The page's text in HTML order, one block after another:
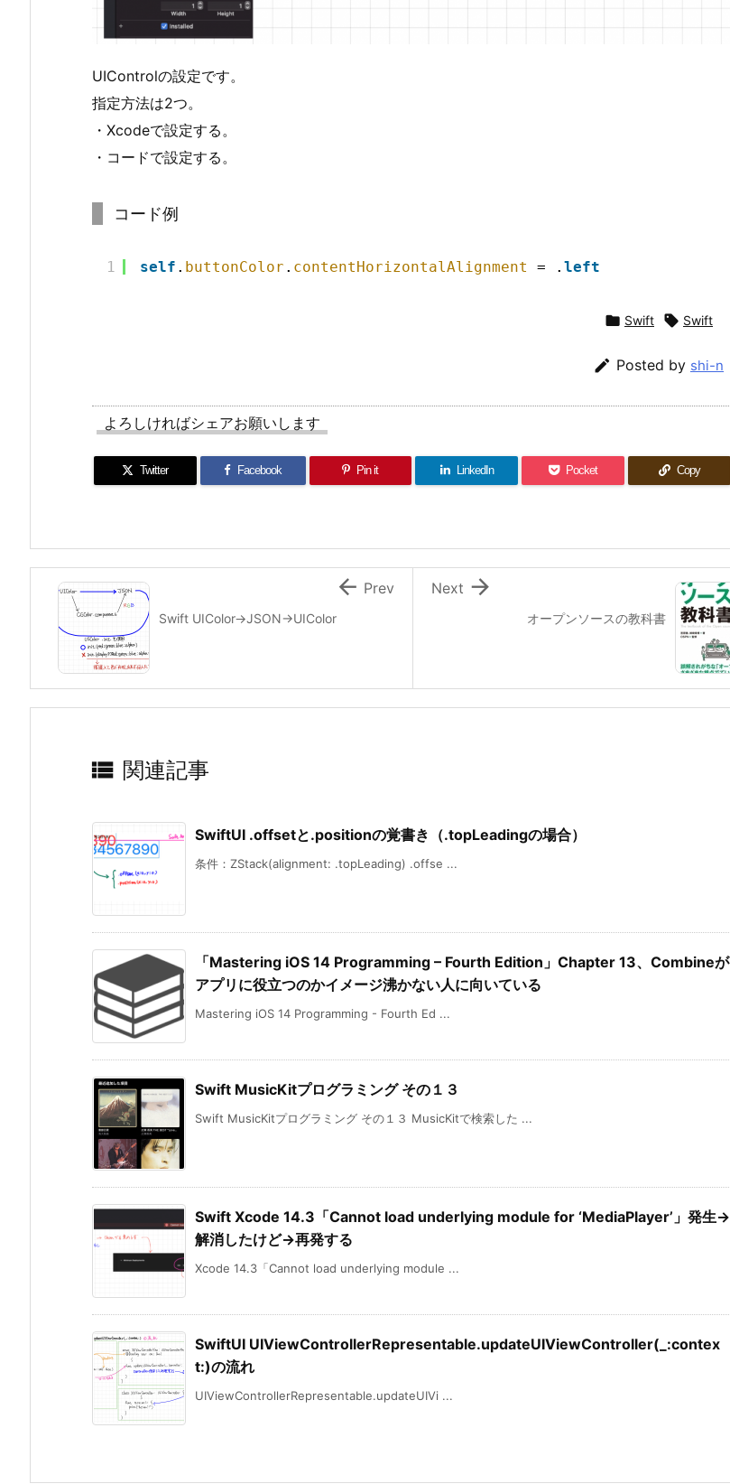
UIControlの設定です。
指定方法は2つ。
・Xcodeで設定する。
・コードで設定する。
コード例
1 self . buttonColor . contentHorizontalAlignment = . left
 Swift  Swift
 Posted by shi-n
よろしければシェアお願いします
Twitter Facebook Pin it LinkedIn Pocket Copy
オープンソースの教科書

Next
Swift UIColor→JSON→UIColor
 Prev
 関連記事
SwiftUI .offsetと.positionの覚書き（.topLeadingの場合）
条件：ZStack(alignment: .topLeading) .offse ...
「Mastering iOS 14 Programming – Fourth Edition」Chapter 13、Combineが
アプリに役立つのかイメージ沸かない人に向いている
Mastering iOS 14 Programming - Fourth Ed ...
Swift MusicKitプログラミング その１３
Swift MusicKitプログラミング その１３ MusicKitで検索した ...
Swift Xcode 14.3「Cannot load underlying module for ‘MediaPlayer’」発生→
解消したけど→再発する
Xcode 14.3「Cannot load underlying module ...
SwiftUI UIViewControllerRepresentable.updateUIViewController(_:contex
t:)の流れ
UIViewControllerRepresentable.updateUIVi ...